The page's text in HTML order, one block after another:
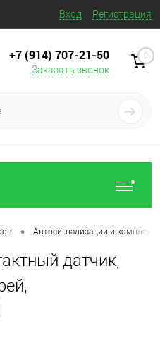
Вход Регистрация
+7 (914) 707‒21‒50
Заказать звонок
0
• Автосигнализации и
датчик,